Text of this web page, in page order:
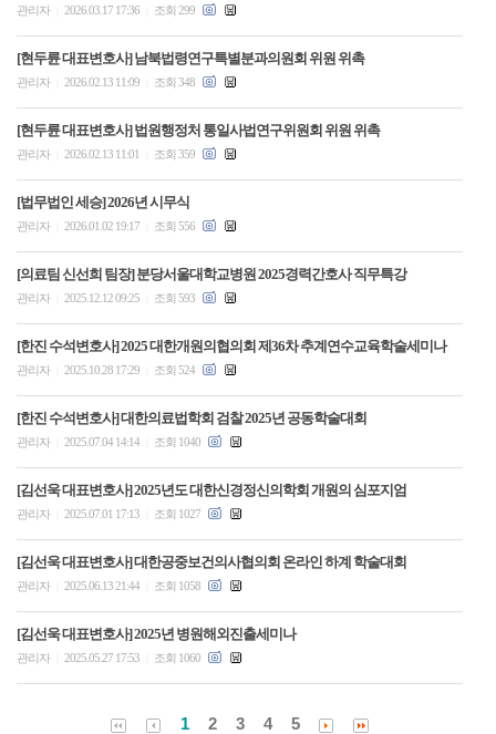
관리자 2026.03.17 17:36 조회 299
[현두륜 대표변호사] 남북법령연구특별분과의원회 위원 위촉
관리자 2026.02.13 11:09 조회 348
[현두륜 대표변호사] 법원행정처 통일사법연구위원회 위원 위촉
관리자 2026.02.13 11:01 조회 359
[법무법인 세승] 2026년 시무식
관리자 2026.01.02 19:17 조회 556
[의료팀 신선희 팀장] 분당서울대학교병원 2025경력간호사 직무특강
관리자 2025.12.12 09:25 조회 593
[한진 수석변호사] 2025 대한개원의협의회 제36차 추계연수교육학술세미나
관리자 2025.10.28 17:29 조회 524
[한진 수석변호사] 대한의료법학회 검찰 2025년 공동학술대회
관리자 2025.07.04 14:14 조회 1040
[김선욱 대표변호사] 2025년도 대한신경정신의학회 개원의 심포지엄
관리자 2025.07.01 17:13 조회 1027
[김선욱 대표변호사] 대한공중보건의사협의회 온라인 하계 학술대회
관리자 2025.06.13 21:44 조회 1058
[김선욱 대표변호사] 2025년 병원해외진출세미나
관리자 2025.05.27 17:53 조회 1060
1 2 3 4 5